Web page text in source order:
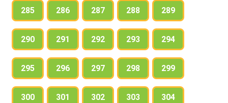
285 286 287 288 289
290 291 292 293 294
295 296 297 298 299
300 301 302 303 304